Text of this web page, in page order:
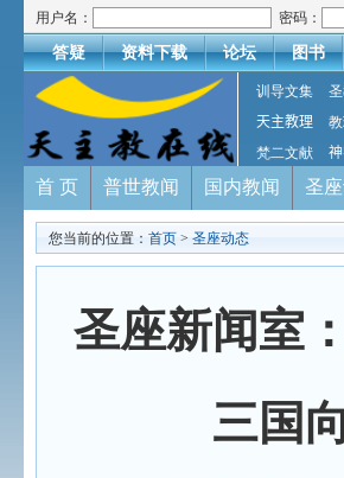
用户名： 密码：
答疑 资料下载 论坛 图书
训导文集
天主教理
梵二文献
首 页 普世教闻 国内教闻 圣
您当前的位置： 首页 > 圣座动态
圣座新闻室
三国